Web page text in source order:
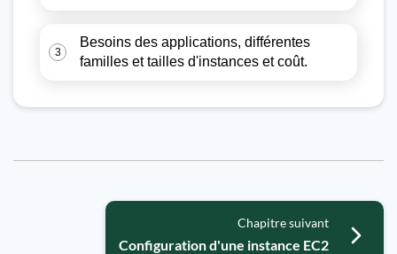
3
Besoins des applications, différentes
familles et tailles d'instances et coût.
Chapitre suivant
Configuration d'une instance EC2